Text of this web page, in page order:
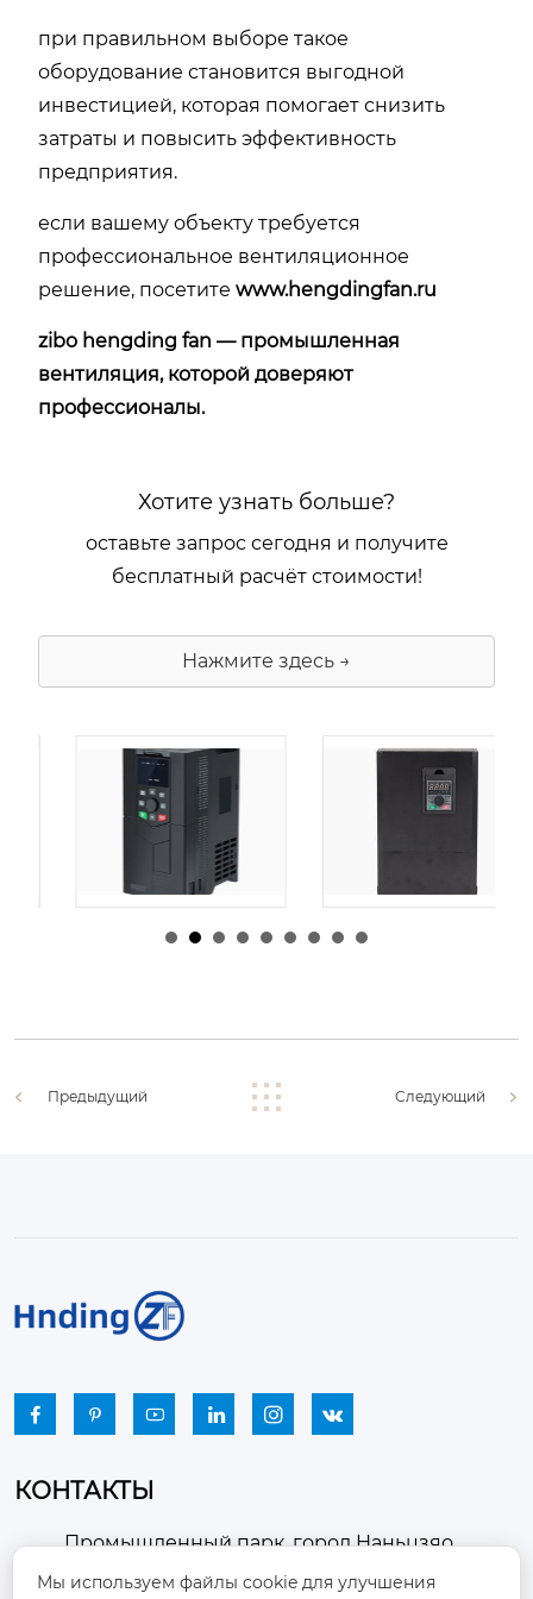
при правильном выборе такое
оборудование становится выгодной
инвестицией, которая помогает снизить
затраты и повысить эффективность
предприятия.
если вашему объекту требуется
профессиональное вентиляционное
решение, посетите www.hengdingfan.ru
zibo hengding fan — промышленная
вентиляция, которой доверяют
профессионалы.
Хотите узнать больше?
оставьте запрос сегодня и получите
бесплатный расчёт стоимости!
Нажмите здесь →
由admin |30 1 月,
由admin |29 1 月,
Предыдущий Следующий
     
КОНТАКТЫ

Промышленный парк, город Наньцзяо,
район Чжоуцунь, город Цзыбо, провинция
Мы используем файлы cookie для улучшения